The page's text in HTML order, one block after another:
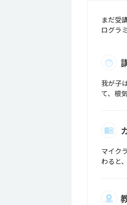
まだ受
ログラ
我が子
て、根
マイク
わると